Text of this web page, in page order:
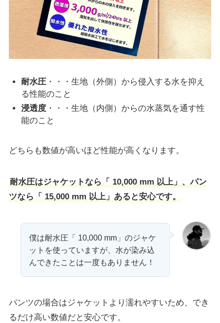
耐水圧 ・・・生地（外側）から侵入する水を抑え
る性能のこと
浸透度 ・・・生地（内側）からの水蒸気を通す性
能のこと
どちらも数値が高いほど性能が高くなります。
耐水圧はジャケットなら「 10,000 mm 以上」、パン
ツなら「 15,000 mm 以上」あると安心です。
僕は耐水圧「 10,000 mm」のジャケ
ットを使っていますが、水が染み込
んできたことは一度もありません！
パンツの場合はジャケットより濡れやすいため、でき
るだけ高い数値だと安心です。